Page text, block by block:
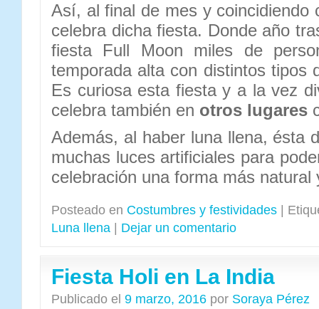
Así, al final de mes y coincidiendo
celebra dicha fiesta. Donde año
fiesta Full Moon miles de
temporada alta con distintos tipos
Es curiosa esta fiesta y a la vez
celebra también en otros lugares
Además, al haber luna llena, ésta
muchas luces artificiales para
celebración una forma más
Posteado en Costumbres y festividades
Luna llena
Dejar un comentario
Fiesta Holi en La India
Publicado el 9 marzo, 2016 por Soraya Pérez